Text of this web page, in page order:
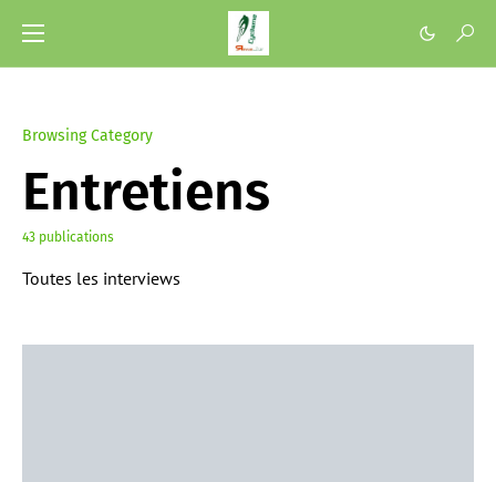
Browsing Category
Entretiens
43 publications
Toutes les interviews